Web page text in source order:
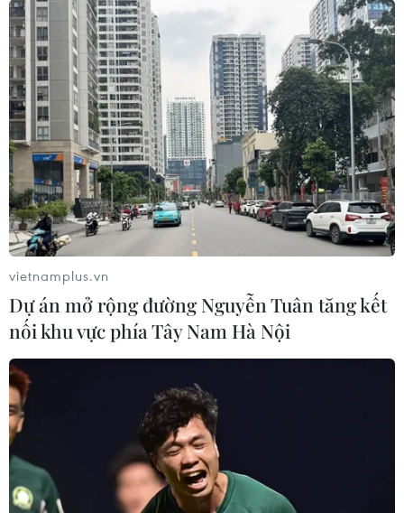
Xuất khẩu tôm sẽ tăng dịp cuối năm nhờ
thông tin tích cực từ Mỹ
27/08/2019 10:47
Việc Mỹ công nhận 31 doanh nghiệp của Việt Nam
không bán phá giá là điều kiện tốt cho các doanh
nghiệp phát triển, tăng trưởng xuất khẩu vào thị trường
này.
vietnamplus.vn
Dự án mở rộng đường Nguyễn Tuân tăng kết
nối khu vực phía Tây Nam Hà Nội